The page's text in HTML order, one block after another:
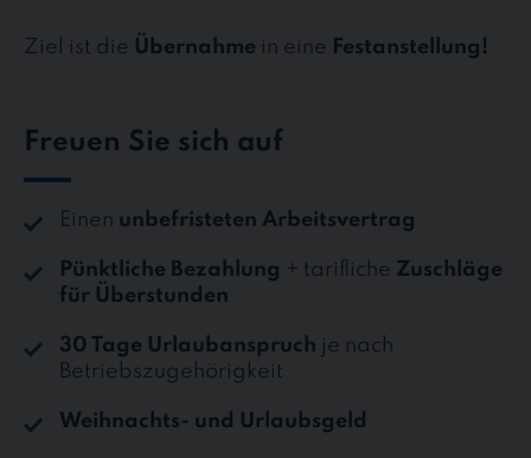
Ziel ist die Übernahme in eine Festanstellung!
Freuen Sie sich auf
Einen unbefristeten Arbeitsvertrag
Pünktliche Bezahlung + tarifliche Zuschläge
für Überstunden
30 Tage Urlaubanspruch je nach
Betriebszugehörigkeit
Weihnachts- und Urlaubsgeld